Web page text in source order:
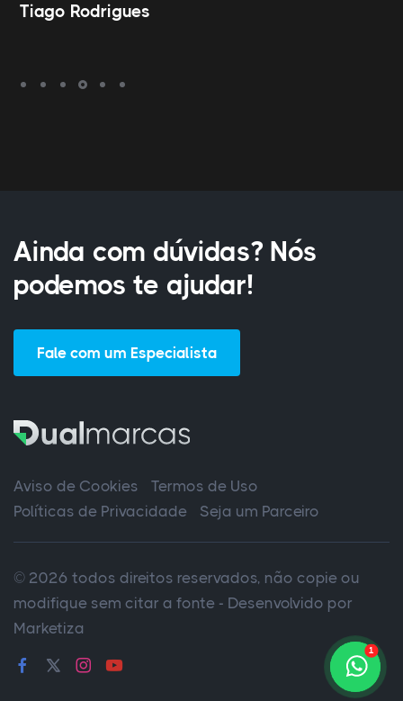
Tiago Rodrigues
Ainda com dúvidas? Nós
podemos te ajudar!
Fale com um Especialista
Aviso de Cookies
Termos de Uso
Políticas de Privacidade
Seja um Parceiro
© 2026 todos direitos reservados, não copie ou
modifique sem citar a fonte - Desenvolvido por
Marketiza
1